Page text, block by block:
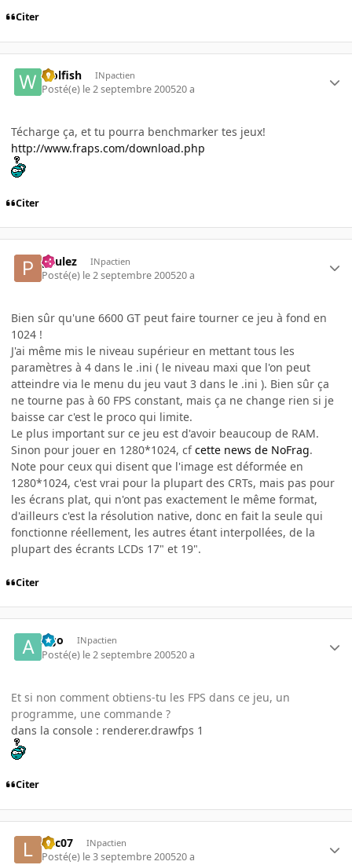
Citer
wolfish INpactien
Posté(e) le 2 septembre 200520 a
Técharge ça, et tu pourra benchmarker tes jeux!
http://www.fraps.com/download.php
Citer
paulez INpactien
Posté(e) le 2 septembre 200520 a
Bien sûr qu'une 6600 GT peut faire tourner ce jeu à fond en
1024 !
J'ai même mis le niveau supérieur en mettant tous les
paramètres à 4 dans le .ini ( le niveau maxi que l'on peut
atteindre via le menu du jeu vaut 3 dans le .ini ). Bien sûr ça
ne tourne pas à 60 FPS constant, mais ça ne change rien si je
baisse car c'est le proco qui limite.
Le plus important sur ce jeu est d'avoir beaucoup de RAM.
Sinon pour jouer en 1280*1024, cfcette news de NoFrag.
Note pour ceux qui disent que l'image est déformée en
1280*1024, c'est vrai pour la plupart des CRTs, mais pas pour
les écrans plat, qui n'ont pas exactement le même format,
d'ailleurs c'est la résolution native, donc en fait la seule qui
fonctionne réellement, les autres étant interpollées, de la
plupart des écrants LCDs 17" et 19".
Citer
Ago INpactien
Posté(e) le 2 septembre 200520 a
Et si non comment obtiens-tu les FPS dans ce jeu, un
programme, une commande ?
dans la console : renderer.drawfps 1
Citer
loic07 INpactien
Posté(e) le 3 septembre 200520 a